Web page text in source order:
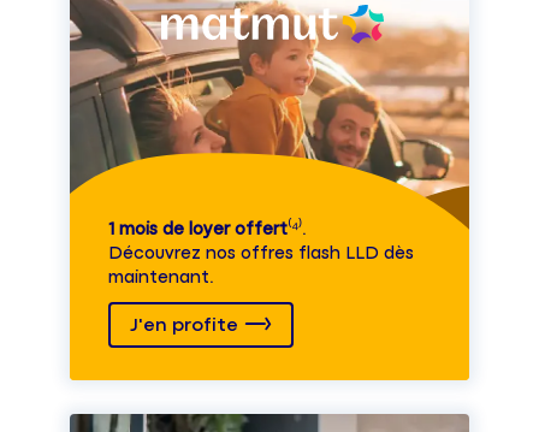
1 mois de loyer offert⁽⁴⁾.
Découvrez nos offres flash LLD dès
maintenant.
J'en profite